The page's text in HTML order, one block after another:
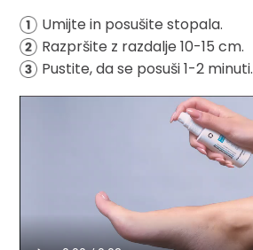
Umijte in posušite stopala.
Razpršite z razdalje 10-15 cm.
Pustite, da se posuši 1-2 minuti.